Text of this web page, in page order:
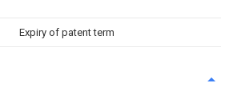
Expiry of patent term